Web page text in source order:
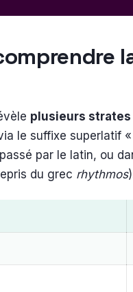
plusieurs
le suffixe superlatif
par le latin, ou
du grec rhythmos